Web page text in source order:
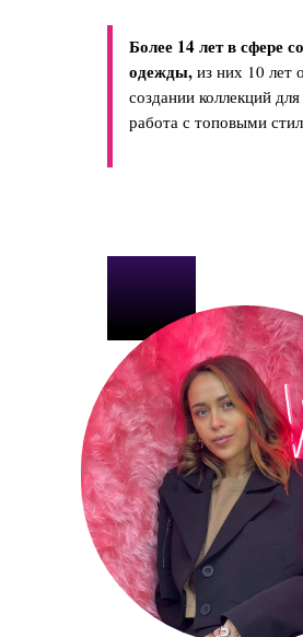
Более 14 лет в сфере
одежды, из них 10 лет
создании коллекций
работа с топовыми
Оставить заявку
Разделы сайта
О Евгении Арон
ОГРНИП: 318774600152126
Aronfactory.school@gmail.com